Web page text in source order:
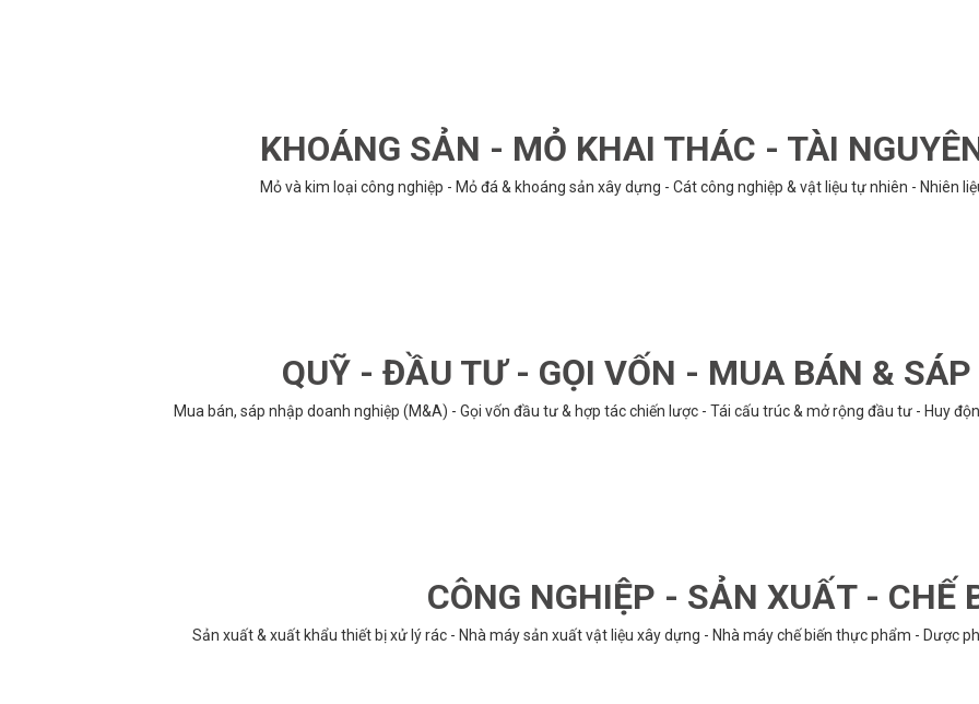
KHOÁNG SẢN - MỎ KHAI THÁC - TÀI
Mỏ và kim loại công nghiệp - Mỏ đá & khoáng sản xây dựng - Cát công nghiệp & vật liệu tự nhiên - Nhiên
QUỸ - ĐẦU TƯ - GỌI VỐN - MUA BÁN &
Mua bán, sáp nhập doanh nghiệp (M&A) - Gọi vốn đầu tư & hợp tác chiến lược - Tái cấu trúc & mở rộng đầu tư - Huy
CÔNG NGHIỆP - SẢN XUẤT - CHẾ
Sản xuất & xuất khẩu thiết bị xử lý rác - Nhà máy sản xuất vật liệu xây dựng - Nhà máy chế biến thực phẩm - Dược